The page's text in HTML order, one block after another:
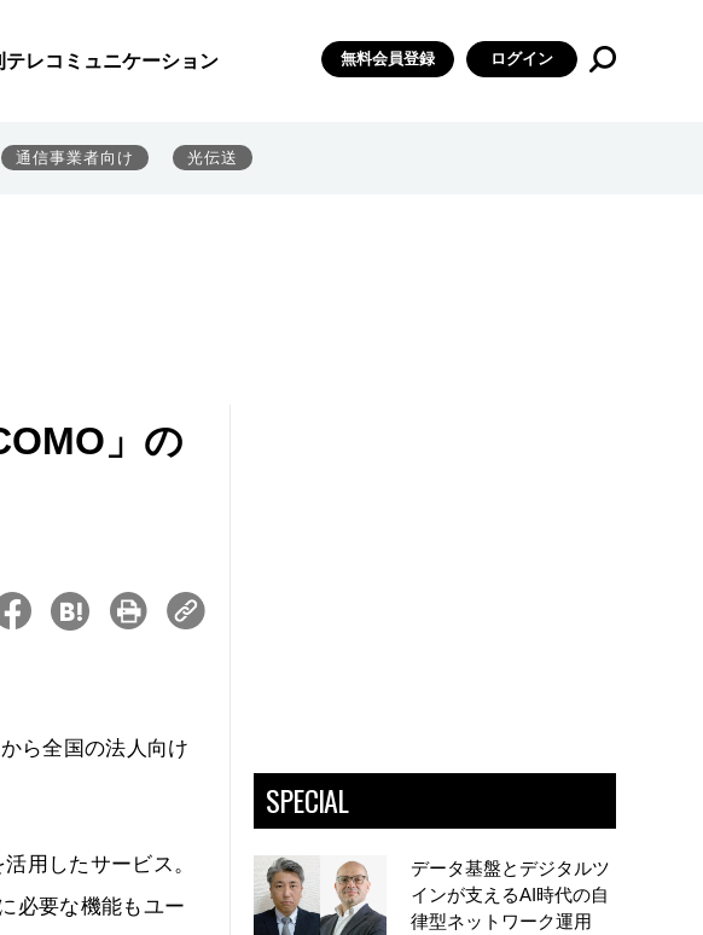
テレコミュニケーション 無料会員登録 ログイン
通信事業者向け 光伝送
」の
ら全国の法人向け
用したサービス。
必要な機能もユー
SPECIAL
データ基盤とデジタルツ
インが支えるAI時代の自
律型ネットワーク運用